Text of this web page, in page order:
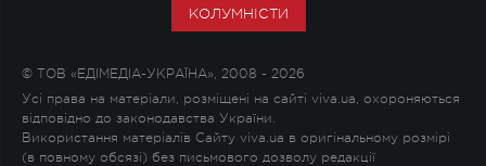
КОЛУМНІСТИ
© ТОВ «ЕДІМЕДІА-УКРАЇНА», 2008 - 2026
Усі права на матеріали, розміщені на сайті viva.ua, охороняються
відповідно до законодавства України.
Використання матеріалів Сайту viva.ua в оригінальному розмірі
(в повному обсязі) без письмового дозволу редакції